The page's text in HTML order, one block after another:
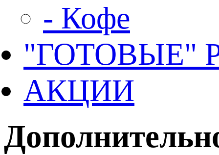
- Кофе
"ГОТОВЫЕ"
АКЦИИ